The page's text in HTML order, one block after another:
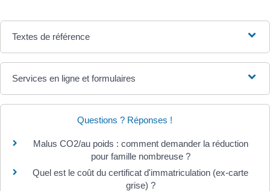
Textes de référence
Services en ligne et formulaires
Questions ? Réponses !
Malus CO2/au poids : comment demander la réduction
pour famille nombreuse ?
Quel est le coût du certificat d'immatriculation (ex-carte
grise) ?